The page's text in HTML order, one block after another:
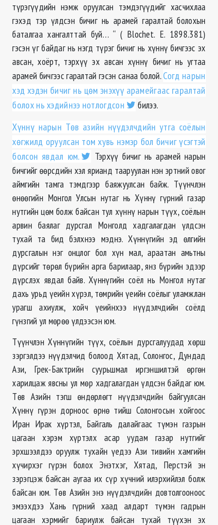
түрэгүүдийн нэмж оруулсан тэмдэгүүдийг хасчихлаа
гэхэд тэр үлдсэн бичиг нь арамей гаралтай болохын
баталгаа хангалттай буй… “ ( Blochet. E. 1898.381)
гэсэн үг байдаг нь нэгд түрэг бичиг нь хүннү бичгээс эх
авсан, хоёрт, тэрхүү эх авсан хүннү бичиг нь угтаа
арамей бичгээс гаралтай гэсэн санаа болой. Согд нарын
хэд хэдэн бичиг нь цөм энэхүү арамейгаас гаралтай
болох нь хэдийнээ нотлогдсон
билээ.
Хүннү нарын Төв азийн нүүдэлчдийн утга соёлын
хөгжилд оруулсан том хувь нэмэр бол бичиг үсэгтэй
болсон явдал юм.
Тэрхүү бичиг нь арамей нарын
бичгийг өөрсдийн хэл ярианд тааруулан нэн эртний овог
аймгийн тамга тэмдгээр баяжуулсан байж. Түүнчлэн
өнөөгийн Монгол Улсын нутаг нь Хүннү гүрний газар
нутгийн цөм болж байсан тул хүннү нарын түүх, соёлын
арвин баялаг дурсгал Монголд хадгалагдан үлдсэн
тухай та бид бэлхнээ мэднэ. Хүннүгийн эд өлгийн
дурсгалын нэг онцлог бол хүн мал, араатан амьтны
дүрсийг төрөл бүрийн арга барилаар, янз бүрийн эдээр
дүрслэх явдал байв. Хүннүгийн соёл нь Монгол нутаг
дахь урьд үеийн хүрэл, төмрийн үеийн соёлыг уламжлан
урагш ахиулж, хойч үеийнхээ нүүдэлчдийн соёлд
гүнзгий ул мөрөө үлдээсэн юм.
Түүнчлэн Хүннүгийн түүх, соёлын дурсгалуудад хөрш
зэргэлдээ нүүдэлчид болоод Хятад, Солонгос, Дундад
Ази, Грек-Бактрийн суурьшмал иргэншилтэй өргөн
харилцаж явсны ул мөр хадгалагдан үлдсэн байдаг юм.
Төв Азийн тэгш өндөрлөгт нүүдэлчдийн байгуулсан
Хүннү гүрэн дорноос өрнө тийш Солонгосын хойгоос
Иран Ирак хүртэл, Байгаль далайгаас түмэн газрын
цагаан хэрэм хүртэлх асар уудам газар нутгийг
эрхшээлдээ оруулж тухайн үедээ Ази тивийн хамгийн
хүчирхэг гүрэн болох Энэтхэг, Хятад, Перстэй эн
зэрэгцэж байсан аугаа их сүр хүчний илэрхийлэл болж
байсан юм. Төв Азийн энэ нүүдэлчдийн довтолгооноос
эмээхдээ Хань гүрний хаад алдарт түмэн гадрын
цагаан хэрмийг бариулж байсан тухай түүхэн эх